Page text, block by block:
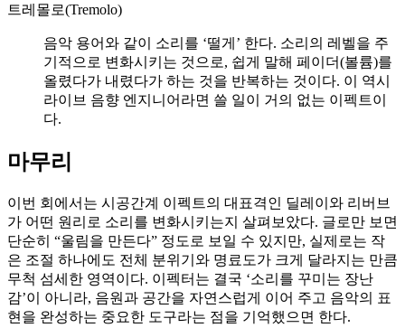
트레몰로(Tremolo)
음악 용어와 같이 소리를 ‘떨게’ 한다. 소리의 레벨을 주
기적으로 변화시키는 것으로, 쉽게 말해 페이더(볼륨)를
올렸다가 내렸다가 하는 것을 반복하는 것이다. 이 역시
라이브 음향 엔지니어라면 쓸 일이 거의 없는 이펙트이
다.
마무리
이번 회에서는 시공간계 이펙트의 대표격인 딜레이와 리버브
가 어떤 원리로 소리를 변화시키는지 살펴보았다. 글로만 보면
단순히 “울림을 만든다” 정도로 보일 수 있지만, 실제로는 작
은 조절 하나에도 전체 분위기와 명료도가 크게 달라지는 만큼
무척 섬세한 영역이다. 이펙터는 결국 ‘소리를 꾸미는 장난
감’이 아니라, 음원과 공간을 자연스럽게 이어 주고 음악의 표
현을 완성하는 중요한 도구라는 점을 기억했으면 한다.